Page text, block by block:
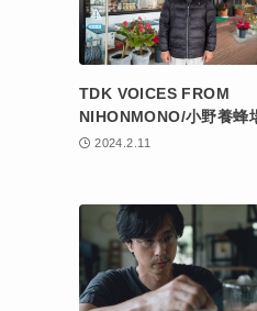
TDK VOICES FROM
NIHONMONO/小野養蜂
2024.2.11